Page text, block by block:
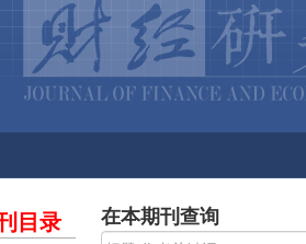
目录 在本期刊查询